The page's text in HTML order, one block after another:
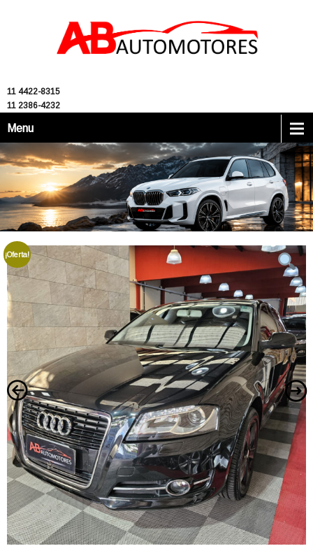
11 4422-8315
11 2386-4232
Menu
¡Oferta!